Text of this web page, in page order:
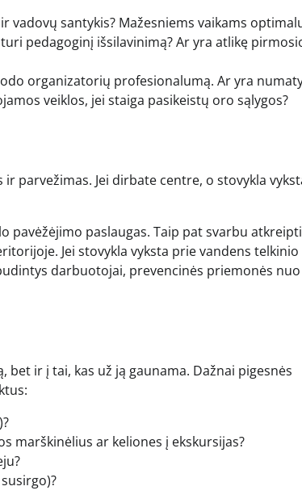
vadovų santykis? Mažesniems vaikams
pedagoginį išsilavinimą? Ar yra atlikę
organizatorių profesionalumą. Ar yra
veiklos, jei staiga pasikeistų oro sąlygos?
parvežimas. Jei dirbate centre, o stovykla
pavėžėjimo paslaugas. Taip pat svarbu atkreipti
Jei stovykla vyksta prie vandens
darbuotojai, prevencinės priemonės nuo
ir į tai, kas už ją gaunama. Dažnai pigesnės
marškinėlius ar keliones į ekskursijas?